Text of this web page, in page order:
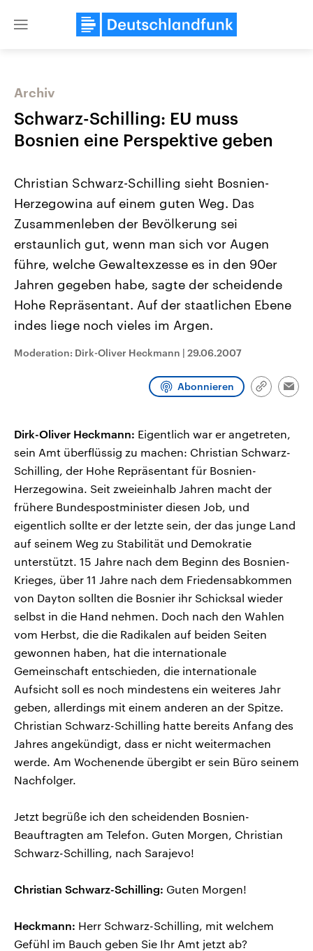
Close
Landtagswahl Sachsen-Anhalt
Alle Informationen
Sachsen-Anhalt wählt am 6.
September 2026 einen neuen
Landtag. Seit 2021 wird das
Bundesland von einer Koalition aus
CDU, SPD und FDP regiert.-
Umfragen, Prognosen,
und Hintergründe zu den Parteien
USA
Hintergründe
Wirtschaftlich und
gehören die Vereinigten
den mächtigsten Ländern
mit großem Einfluss auf
aktuelle Weltgeschehen.
Sendungen Programm Podcasts
Archiv
Schwarz-Schilling: EU muss
Bosnien eine Perspektive geben
Christian Schwarz-Schilling sieht Bosnien-
Herzegowina auf einem guten Weg. Das
Zusammenleben der Bevölkerung sei
erstaunlich gut, wenn man sich vor Augen
führe, welche Gewaltexzesse es in den 90er
Jahren gegeben habe, sagte der scheidende
Hohe Repräsentant. Auf der staatlichen Ebene
indes liege noch vieles im Argen.
Moderation: Dirk-Oliver Heckmann | 29.06.2007
Abonnieren
Link
Dirk-Oliver Heckmann: Eigentlich war er angetreten,
sein Amt überflüssig zu machen: Christian Schwarz-
Schilling, der Hohe Repräsentant für Bosnien-
Herzegowina. Seit zweieinhalb Jahren macht der
frühere Bundespostminister diesen Job, und
eigentlich sollte er der letzte sein, der das junge Land
auf seinem Weg zu Stabilität und Demokratie
unterstützt. 15 Jahre nach dem Beginn des Bosnien-
Krieges, über 11 Jahre nach dem Friedensabkommen
von Dayton sollten die Bosnier ihr Schicksal wieder
selbst in die Hand nehmen. Doch nach den Wahlen
vom Herbst, die die Radikalen auf beiden Seiten
gewonnen haben, hat die internationale
Gemeinschaft entschieden, die internationale
Aufsicht soll es noch mindestens ein weiteres Jahr
geben, allerdings mit einem anderen an der Spitze.
Christian Schwarz-Schilling hatte bereits Anfang des
Jahres angekündigt, dass er nicht weitermachen
werde. Am Wochenende übergibt er sein Büro seinem
Nachfolger.
Jetzt begrüße ich den scheidenden Bosnien-
Beauftragten am Telefon. Guten Morgen, Christian
Schwarz-Schilling, nach Sarajevo!
Christian Schwarz-Schilling: Guten Morgen!
Heckmann: Herr Schwarz-Schilling, mit welchem
Gefühl im Bauch geben Sie Ihr Amt jetzt ab?